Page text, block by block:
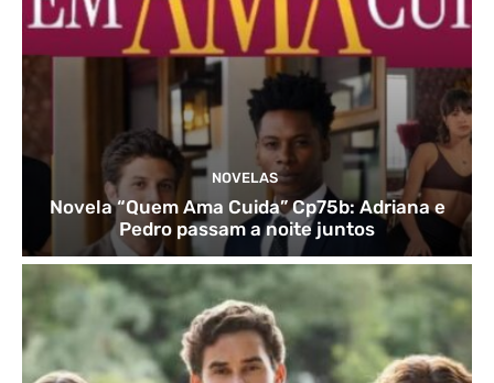
NOVELAS
Novela “Quem Ama Cuida” Cp75b: Adriana e
Pedro passam a noite juntos